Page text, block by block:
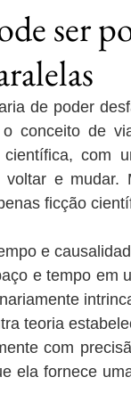
ser
de poder
conceito de
com
e
ficção
e
e tempo em
teoria
com
ela fornece